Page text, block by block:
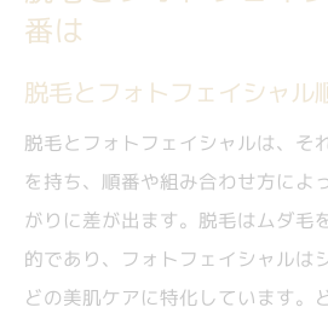
フォトフェイシャルで得られ
フォトフェイシャルで
脱毛とフォトフェイシ
フォトフェイシャル脱
いて
番は
脱毛とフォトフェイシャル
脱毛とフォトフェイシャルは、そ
を持ち、順番や組み合わせ方によ
がりに差が出ます。脱毛はムダ毛
的であり、フォトフェイシャルは
どの美肌ケアに特化しています。